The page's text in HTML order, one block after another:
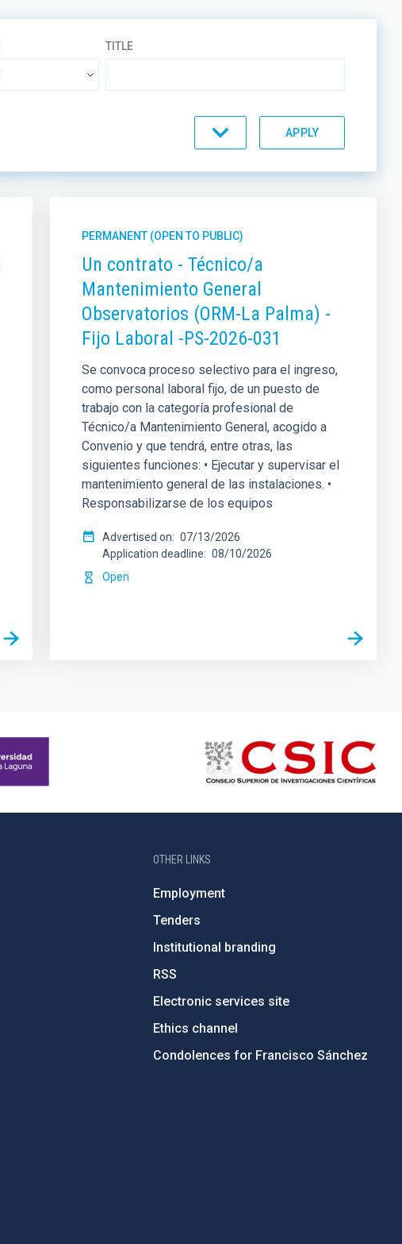
TITLE
ORDER
PERMANENT (OPEN TO PUBLIC)
Un contrato - Técnico/a
Mantenimiento General
Observatorios (ORM-La Palma) -
Fijo Laboral -PS-2026-031
Se convoca proceso selectivo para el ingreso,
como personal laboral fijo, de un puesto de
trabajo con la categoría profesional de
Técnico/a Mantenimiento General, acogido a
Convenio y que tendrá, entre otras, las
siguientes funciones: • Ejecutar y supervisar el
mantenimiento general de las instalaciones. •
Responsabilizarse de los equipos
Advertised on
07/13/2026
Application deadline
08/10/2026
Open
OTHER LINKS
Employment
Tenders
Institutional branding
RSS
Electronic services site
Ethics channel
Condolences for Francisco Sánchez